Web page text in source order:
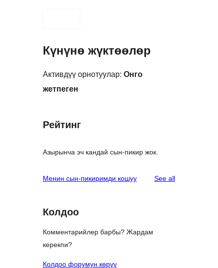
Күнүнө жүктөөлөр
Активдүү орнотуулар: Онго
жетпеген
Рейтинг
Азырынча эч кандай сын-пикир жок.
Менин сын-пикиримди кошуу See allreviews
Колдоо
Комментарийлер барбы? Жардам
керекпи?
Колдоо форумун көрүү